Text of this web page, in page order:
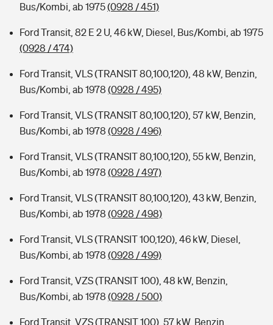
Bus/Kombi, ab 1975(0928 / 451)
Ford Transit, 82 E 2 U, 46 kW, Diesel, Bus/Kombi, ab 1975
(0928 / 474)
Ford Transit, VLS (TRANSIT 80,100,120), 48 kW, Benzin,
Bus/Kombi, ab 1978 (0928 / 495)
Ford Transit, VLS (TRANSIT 80,100,120), 57 kW, Benzin,
Bus/Kombi, ab 1978 (0928 / 496)
Ford Transit, VLS (TRANSIT 80,100,120), 55 kW, Benzin,
Bus/Kombi, ab 1978 (0928 / 497)
Ford Transit, VLS (TRANSIT 80,100,120), 43 kW, Benzin,
Bus/Kombi, ab 1978 (0928 / 498)
Ford Transit, VLS (TRANSIT 100,120), 46 kW, Diesel,
Bus/Kombi, ab 1978 (0928 / 499)
Ford Transit, VZS (TRANSIT 100), 48 kW, Benzin,
Bus/Kombi, ab 1978 (0928 / 500)
Ford Transit, VZS (TRANSIT 100), 57 kW, Benzin,